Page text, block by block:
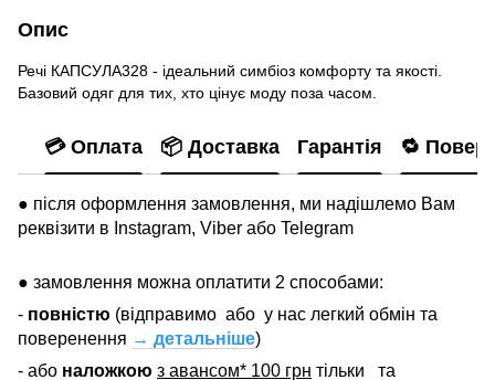
Опис
Речі КАПСУЛА328 - ідеальний симбіоз комфорту та якості.
Базовий одяг для тих, хто цінує моду поза часом.
💳 Оплата 📦 Доставка Гарантія 🔁
● після оформлення замовлення, ми надішлемо Вам
реквізити в Instagram, Viber або Telegram
● замовлення можна оплатити 2 способами:
- повністю (відправимо або у нас легкий обмін та
поверенення → детальніше)
- або наложкою з авансом* 100 грн тільки
та